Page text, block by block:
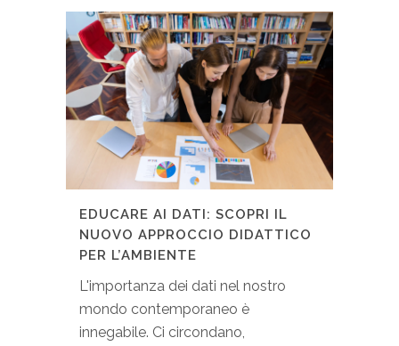
EDUCARE AI DATI: SCOPRI IL
NUOVO APPROCCIO DIDATTICO
PER L’AMBIENTE
L'importanza dei dati nel nostro
mondo contemporaneo è
innegabile. Ci circondano,